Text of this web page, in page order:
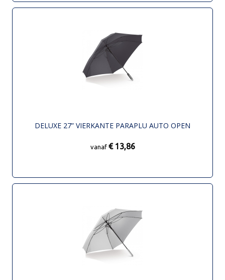
DELUXE 27” VIERKANTE PARAPLU AUTO OPEN
vanaf € 13,86